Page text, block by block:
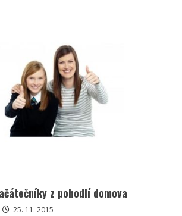
z pohodlí domova
25. 11. 2015